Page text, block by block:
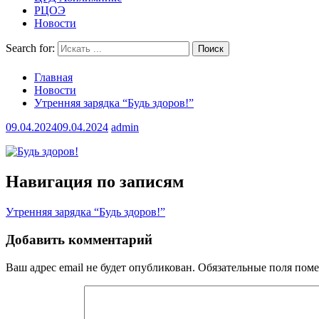
РЦОЭ
Новости
Search for:
Главная
Новости
Утренняя зарядка “Будь здоров!”
09.04.202409.04.2024 admin
Навигация по записям
Утренняя зарядка “Будь здоров!”
Добавить комментарий
Ваш адрес email не будет опубликован. Обязательные поля